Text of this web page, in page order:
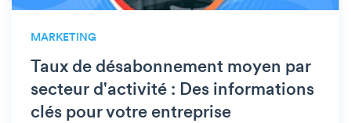
MARKETING
Taux de désabonnement moyen par
secteur d'activité : Des informations
clés pour votre entreprise